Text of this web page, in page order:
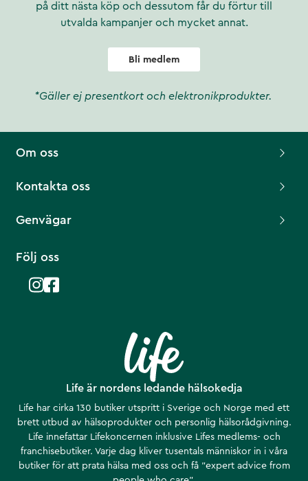
på ditt nästa köp och dessutom får du förtur till
utvalda kampanjer och mycket annat.
Bli medlem
*Gäller ej presentkort och elektronikprodukter.
Life är nordens ledande hälsokedja
Life har cirka 130 butiker utspritt i Sverige och Norge med ett
brett utbud av hälsoprodukter och personlig hälsorådgivning.
Life innefattar Lifekoncernen inklusive Lifes medlems- och
franchisebutiker. Varje dag kliver tusentals människor in i våra
butiker för att prata hälsa med oss och få ”expert advice from
Om oss
Kontakta oss
Genvägar
Följ oss